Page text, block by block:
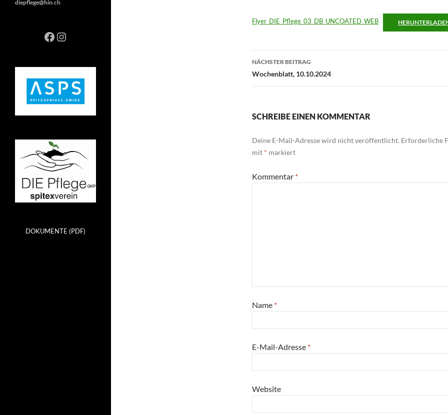
Flyer_DIE_Pflege_03_DB_UNCOATED_WEB
Beitragsnavigation
NÄCHSTER BEITRAG
Wochenblatt, 10.10.2024
SCHREIBE EINEN KOMMENTAR
Deine E-Mail-Adresse wird nicht veröffentlicht. Erforderliche
mit * markiert
Kommentar *
Name *
E-Mail-Adresse *
Website
diepflege@hin.ch
Facebook
Instagram
DOKUMENTE (PDF)